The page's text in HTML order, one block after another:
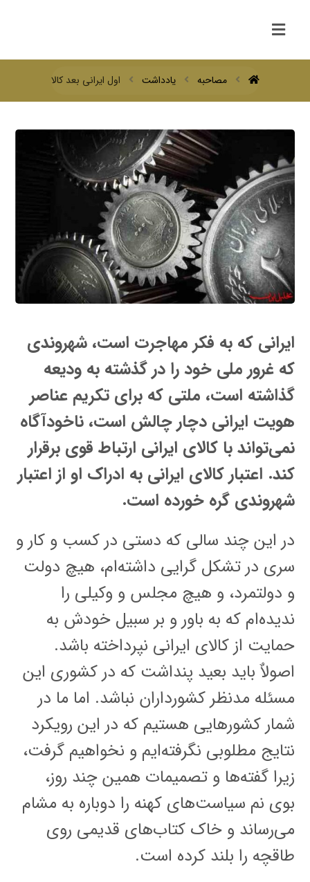
مصاحبه یادداشت اول ایرانی بعد کالا
ایرانی که به فکر مهاجرت است، شهروندی
که غرور ملی خود را در گذشته به ودیعه
گذاشته است، ملتی که برای تکریم عناصر
هویت ایرانی دچار چالش است، ناخودآگاه
نمی‌تواند با کالای ایرانی ارتباط قوی برقرار
کند. اعتبار کالای ایرانی به ادراک او از اعتبار
شهروندی گره خورده است.
در این چند سالی که دستی در کسب و کار و
سری در تشکل گرایی داشته‌ام، هیچ دولت
و دولتمرد، و هیچ مجلس و وکیلی را
ندیده‌ام که به باور و بر سبیل خودش به
حمایت از کالای ایرانی نپرداخته باشد.
اصولاٌ باید بعید پنداشت که در کشوری این
مسئله مدنظر کشورداران نباشد. اما ما در
شمار کشورهایی هستیم که در این رویکرد
نتایج مطلوبی نگرفته‌ایم و نخواهیم گرفت،
زیرا گفته‌ها و تصمیمات همین چند روز،
بوی نم سیاست‌های کهنه را دوباره به مشام
مى‌رساند و خاک کتاب‌های قدیمی روی
طاقچه را بلند کرده است.